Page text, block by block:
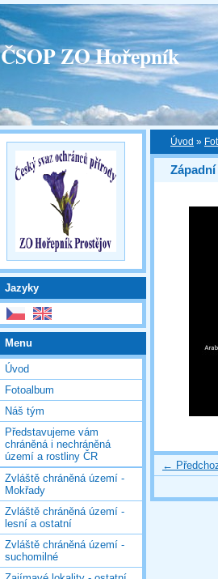
ČSOP ZO Hořepník
Úvod »
←
Jazyky
Menu
Úvod
Fotoalbum
Náš tým
Představujeme vám
chráněná i nechráněná
území a rostliny ČR
Zvláště chráněná území -
Mokřady
Zvláště chráněná území -
lesní a ostatní
Zvláště chráněná území -
suchomilné